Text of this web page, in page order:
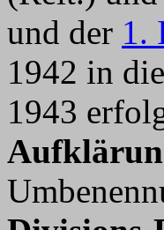
und der 1.
1942 in die
1943